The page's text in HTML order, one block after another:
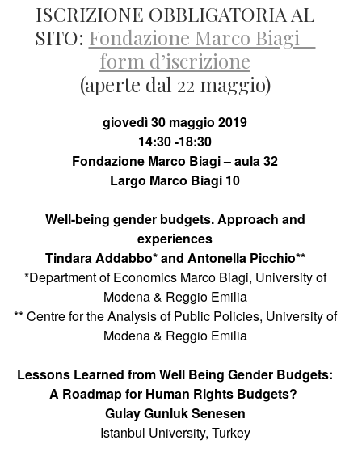
ISCRIZIONE OBBLIGATORIA AL
SITO: Fondazione Marco Biagi –
form d’iscrizione
(aperte dal 22 maggio)
giovedì 30 maggio 2019
14:30 -18:30
Fondazione Marco Biagi – aula 32
Largo Marco Biagi 10
Well-being gender budgets. Approach and
experiences
Tindara Addabbo* and Antonella Picchio**
*Department of Economics Marco Biagi, University of
Modena & Reggio Emilia
** Centre for the Analysis of Public Policies, University of
Modena & Reggio Emilia
Lessons Learned from Well Being Gender Budgets:
A Roadmap for Human Rights Budgets?
Gulay Gunluk Senesen
Istanbul University, Turkey